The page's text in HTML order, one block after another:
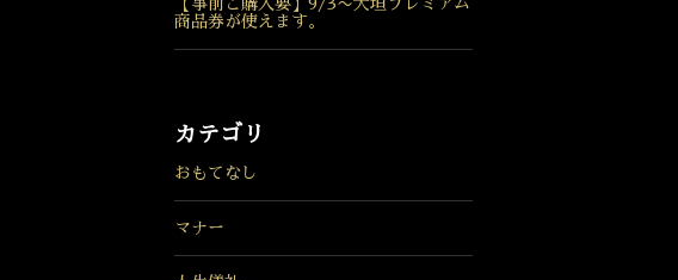
【事前ご購入要】9/3〜大垣プレミアム
商品券が使えます。
カテゴリ
おもてなし
マナー